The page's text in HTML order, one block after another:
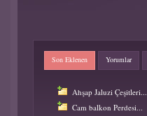
Son Eklenen Yorumlar
Ahşap Jaluzi Çeşitleri...
Cam balkon Perdesi...